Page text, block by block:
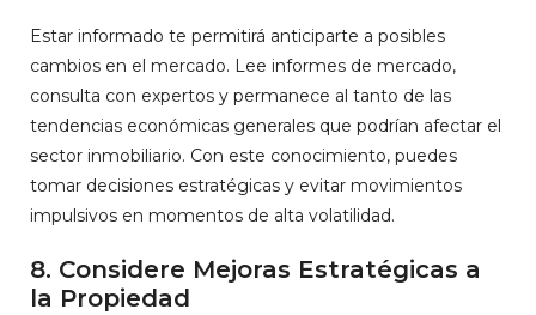
Estar informado te permitirá anticiparte a posibles
cambios en el mercado. Lee informes de mercado,
consulta con expertos y permanece al tanto de las
tendencias económicas generales que podrían afectar el
sector inmobiliario. Con este conocimiento, puedes
tomar decisiones estratégicas y evitar movimientos
impulsivos en momentos de alta volatilidad.
8. Considere Mejoras Estratégicas a
la Propiedad